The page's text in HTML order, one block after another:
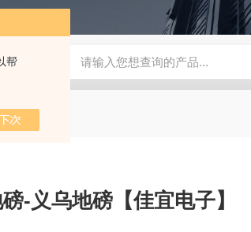
帮宽度-【上海佳宜】 钢瓶秤 云南电子秤厂家
-义乌地磅【佳宜电子】